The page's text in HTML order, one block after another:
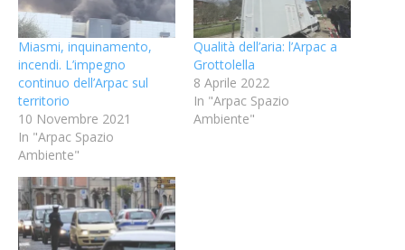
Miasmi, inquinamento,
incendi. L’impegno
continuo dell’Arpac sul
territorio
10 Novembre 2021
In "Arpac Spazio
Ambiente"
Qualità dell’aria: l’Arpac a
Grottolella
8 Aprile 2022
In "Arpac Spazio
Ambiente"